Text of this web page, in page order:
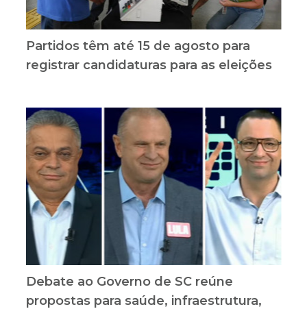
Partidos têm até 15 de agosto para
registrar candidaturas para as eleições
Debate ao Governo de SC reúne
propostas para saúde, infraestrutura,